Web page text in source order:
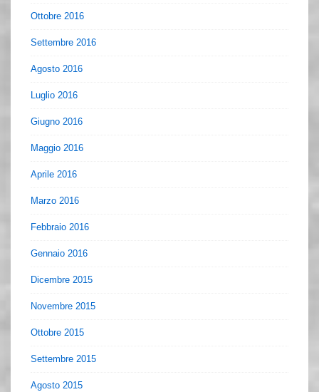
Ottobre 2016
Settembre 2016
Agosto 2016
Luglio 2016
Giugno 2016
Maggio 2016
Aprile 2016
Marzo 2016
Febbraio 2016
Gennaio 2016
Dicembre 2015
Novembre 2015
Ottobre 2015
Settembre 2015
Agosto 2015